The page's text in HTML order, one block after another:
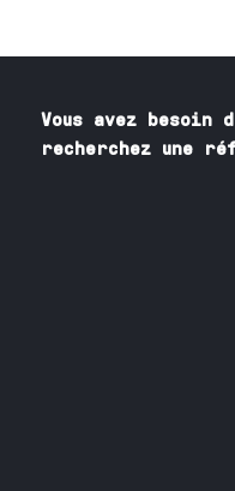
Vous avez besoin
recherchez une